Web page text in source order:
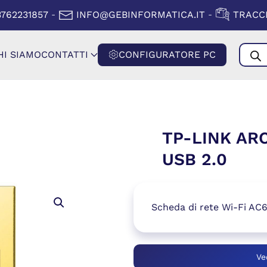
FINESTRA)
- INFO@GEBINFORMATICA.IT (SI APRE IN
-
SIAMOCONTATTI CONFIGURATORE PC
search
TP-LINK
USB 2.0
Scheda di rete Wi-Fi